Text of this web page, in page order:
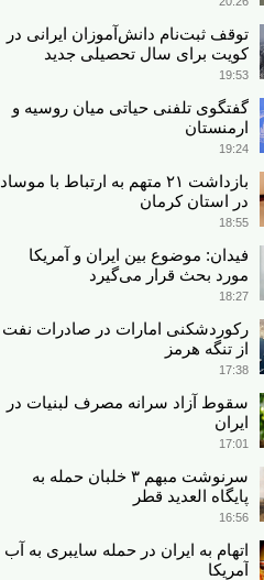
توقف ثبت‌نام دانش‌آموزان ایرانی در
کویت برای سال تحصیلی جدید
19:53
گفتگوی تلفنی حیاتی میان روسیه و
ارمنستان
19:24
بازداشت ۲۱ متهم به ارتباط با موساد
در استان کرمان
18:55
فیدان: موضوع بین ایران و آمریکا
مورد بحث قرار می‌گیرد
18:27
رکوردشکنی امارات در صادرات نفت
از تنگه هرمز
17:38
سقوط آزاد سرانه مصرف لبنیات در
ایران
17:01
سرنوشت مبهم ۳ خلبان حمله به
پایگاه العدید قطر
16:56
اتهام به ایران در حمله سایبری به آب
آمریکا